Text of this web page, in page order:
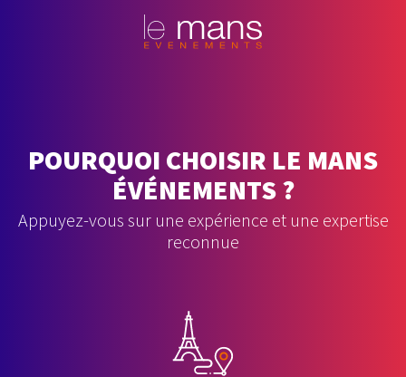
POURQUOI CHOISIR LE MANS
ÉVÉNEMENTS ?
Appuyez-vous sur une expérience et une expertise
reconnue